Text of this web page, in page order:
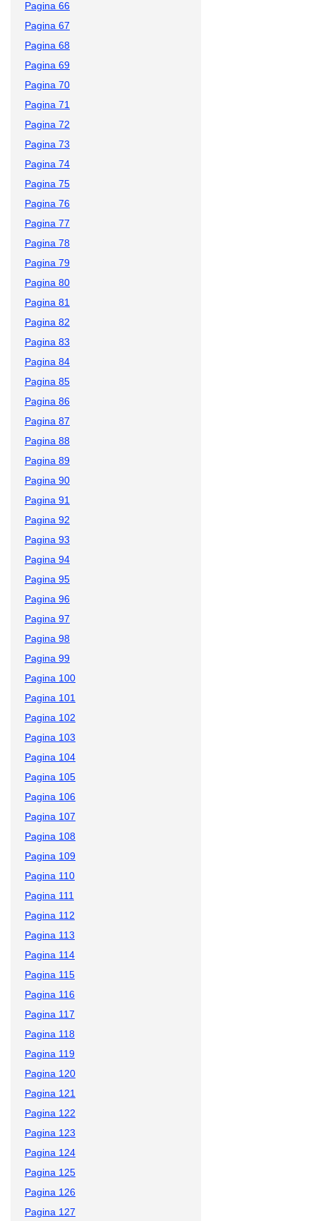
Pagina 66
Pagina 67
Pagina 68
Pagina 69
Pagina 70
Pagina 71
Pagina 72
Pagina 73
Pagina 74
Pagina 75
Pagina 76
Pagina 77
Pagina 78
Pagina 79
Pagina 80
Pagina 81
Pagina 82
Pagina 83
Pagina 84
Pagina 85
Pagina 86
Pagina 87
Pagina 88
Pagina 89
Pagina 90
Pagina 91
Pagina 92
Pagina 93
Pagina 94
Pagina 95
Pagina 96
Pagina 97
Pagina 98
Pagina 99
Pagina 100
Pagina 101
Pagina 102
Pagina 103
Pagina 104
Pagina 105
Pagina 106
Pagina 107
Pagina 108
Pagina 109
Pagina 110
Pagina 111
Pagina 112
Pagina 113
Pagina 114
Pagina 115
Pagina 116
Pagina 117
Pagina 118
Pagina 119
Pagina 120
Pagina 121
Pagina 122
Pagina 123
Pagina 124
Pagina 125
Pagina 126
Pagina 127